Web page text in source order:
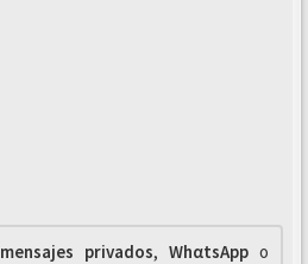
mensajes privados, WhαtsAppo